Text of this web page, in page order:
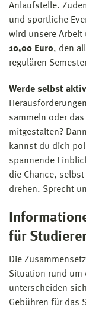
Anlaufstelle.
und sportliche
wird unsere Arbeit
10,00 Euro, den
regulären
Werde selbst
sammeln oder
mitgestalten?
kannst du dich
spannende
die Chance,
drehen. Sprecht
für
Die
Situation rund um
unterscheiden
Gebühren für das